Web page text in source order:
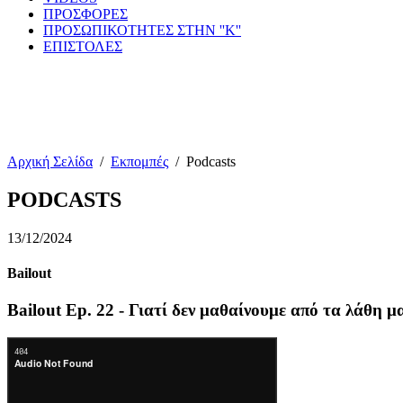
ΠΡΟΣΦΟΡΕΣ
ΠΡΟΣΩΠΙΚΟΤΗΤΕΣ ΣΤΗΝ ''Κ''
ΕΠΙΣΤΟΛΕΣ
Αρχική Σελίδα / Εκπομπές / Podcasts
PODCASTS
13/12/2024
Bailout
Bailout Ep. 22 - Γιατί δεν μαθαίνουμε από τα λάθη